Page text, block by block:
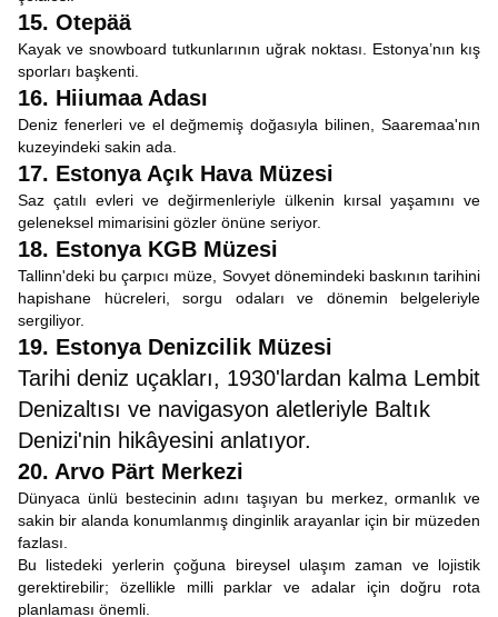
15. Otepää
Kayak ve snowboard tutkunlarının uğrak noktası. Estonya’nın kış
sporları başkenti.
16. Hiiumaa Adası
Deniz fenerleri ve el değmemiş doğasıyla bilinen, Saaremaa'nın
kuzeyindeki sakin ada.
17. Estonya Açık Hava Müzesi
Saz çatılı evleri ve değirmenleriyle ülkenin kırsal yaşamını ve
geleneksel mimarisini gözler önüne seriyor.
18. Estonya KGB Müzesi
Tallinn'deki bu çarpıcı müze, Sovyet dönemindeki baskının tarihini
hapishane hücreleri, sorgu odaları ve dönemin belgeleriyle
sergiliyor.
19. Estonya Denizcilik Müzesi
Tarihi deniz uçakları, 1930'lardan kalma Lembit
Denizaltısı ve navigasyon aletleriyle Baltık
Denizi'nin hikâyesini anlatıyor.
20. Arvo Pärt Merkezi
Dünyaca ünlü bestecinin adını taşıyan bu merkez, ormanlık ve
sakin bir alanda konumlanmış dinginlik arayanlar için bir müzeden
fazlası.
Bu listedeki yerlerin çoğuna bireysel ulaşım zaman ve lojistik
gerektirebilir; özellikle milli parklar ve adalar için doğru rota
planlaması önemli.